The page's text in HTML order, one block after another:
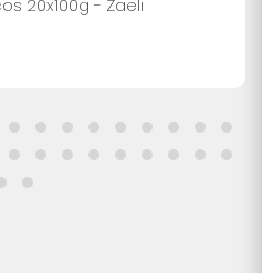
20x100g - Zaeli